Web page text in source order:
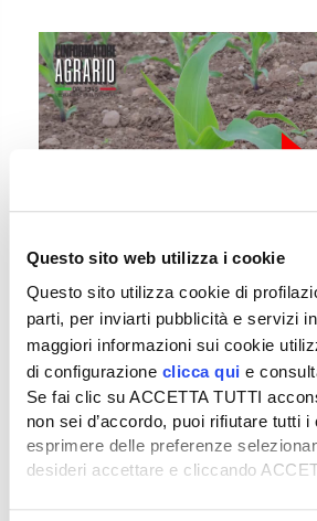
Questo sito web utilizza i cookie
Questo sito utilizza cookie di
parti, per inviarti pubblicità e servizi
maggiori informazioni sui cookie
di configurazione clicca qui e
Se fai clic su ACCETTA TUTTI
non sei d’accordo, puoi rifiutare tutti
esprimere delle preferenze
desideri accettare e cliccando
Per visualizzare questo video di
accettare i cookies di
Progetto «Smart Nutrition» in